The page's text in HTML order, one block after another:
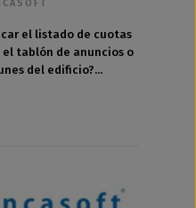
el listado de cuotas
el tablón de anuncios o
del edificio?...